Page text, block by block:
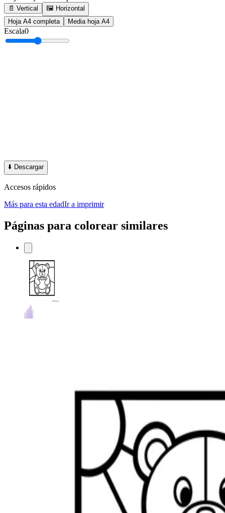
📄 Vertical
🖼️ Horizontal
Hoja A4 completa
Media hoja A4
Escala0
⬇️ Descargar
Accesos rápidos
Más para esta edadIr a imprimir
Páginas para colorear similares